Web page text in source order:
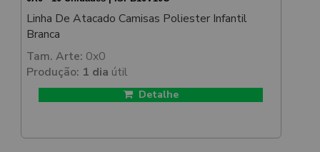
Linha De Atacado Camisas Poliester Infantil
Branca
Tam. Arte: 0x0
Produção: 1 dia útil
Detalhe